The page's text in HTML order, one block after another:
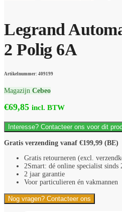
Legrand
2 Polig 6A
Artikelnummer: 409199
Magazijn Cebeo
€69,85 incl. BTW
Interesse? Contacteer ons voor dit
Gratis verzending vanaf €199,99 (BE)
Gratis retourneren (excl.
2Smart: dé online specialist sinds
2 jaar garantie
Voor particulieren én vakmannen
Nog vragen? Contacteer ons